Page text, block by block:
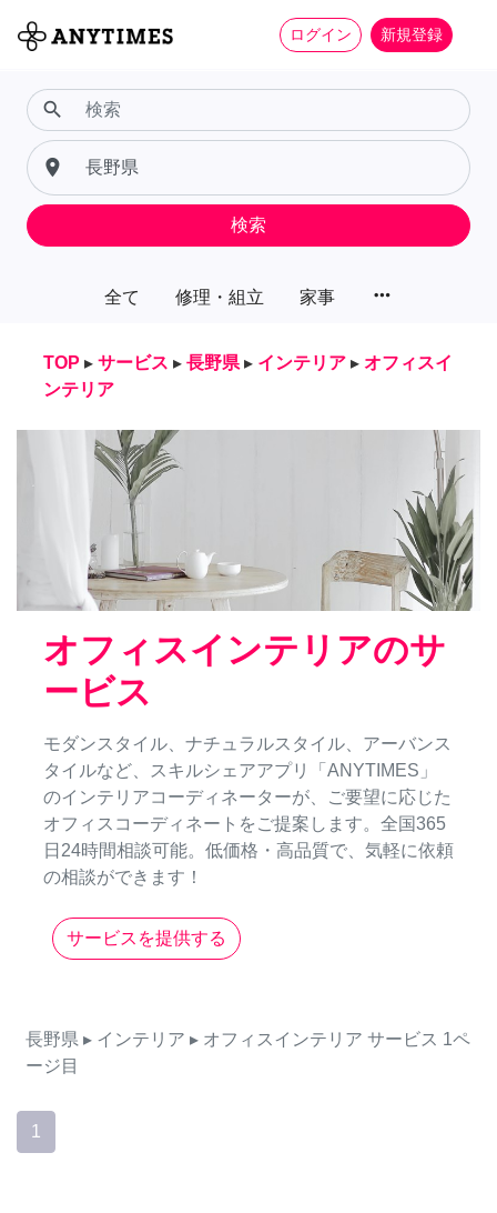
ログイン 新規登録
全て 修理・組立 家事 more_horiz
search
place
検索
TOP ▸ サービス ▸ 長野県 ▸ インテリア ▸ オフィスイ
ンテリア
オフィスインテリアのサ
ービス
モダンスタイル、ナチュラルスタイル、アーバンス
タイルなど、スキルシェアアプリ「ANYTIMES」
のインテリアコーディネーターが、ご要望に応じた
オフィスコーディネートをご提案します。全国365
日24時間相談可能。低価格・高品質で、気軽に依頼
の相談ができます！
サービスを提供する
長野県 ▸ インテリア ▸ オフィスインテリア サービス 1ペ
ージ目
1